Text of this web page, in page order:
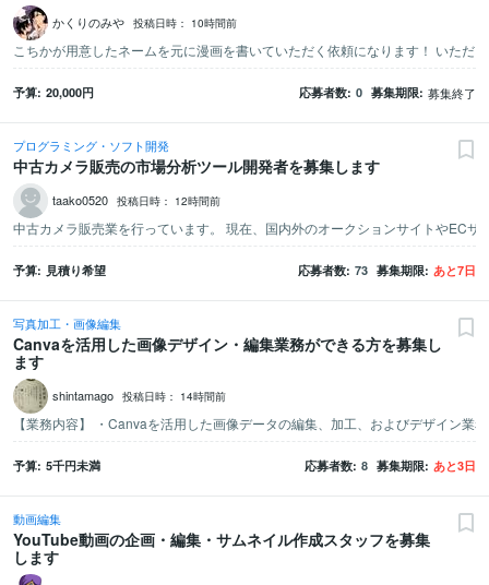
かくりのみや 投稿日時： 10時間前
予算 20,000円 応募者数 0 募集期限 募集終了
プログラミング・ソフト開発
中古カメラ販売の市場分析ツール開発者を募集します
taako0520 投稿日時： 12時間前
予算 見積り希望 応募者数 73 募集期限 あと7日
写真加工・画像編集
Canvaを活用した画像デザイン・編集業務ができる方を募集し
ます
shintamago 投稿日時： 14時間前
予算 5千円未満 応募者数 8 募集期限 あと3日
動画編集
YouTube動画の企画・編集・サムネイル作成スタッフを募集
します